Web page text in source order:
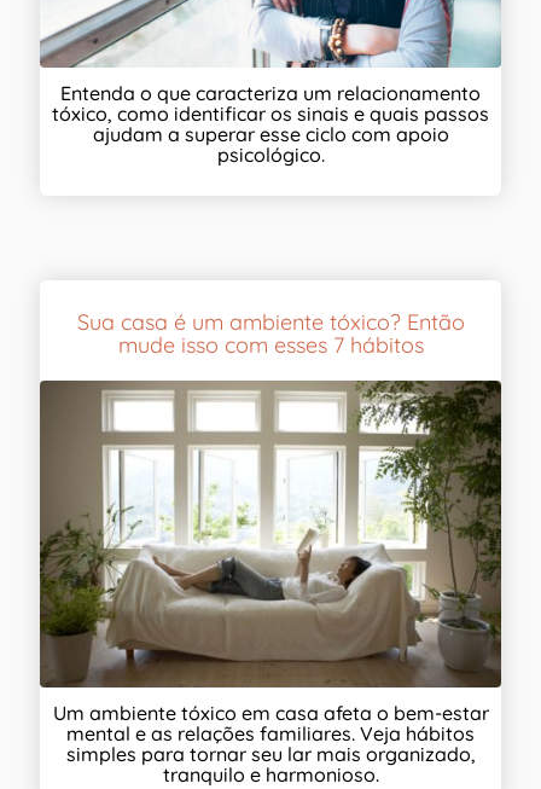
Entenda o que caracteriza um relacionamento
tóxico, como identificar os sinais e quais passos
ajudam a superar esse ciclo com apoio
psicológico.
Sua casa é um ambiente tóxico? Então
mude isso com esses 7 hábitos
Um ambiente tóxico em casa afeta o bem-estar
mental e as relações familiares. Veja hábitos
simples para tornar seu lar mais organizado,
tranquilo e harmonioso.